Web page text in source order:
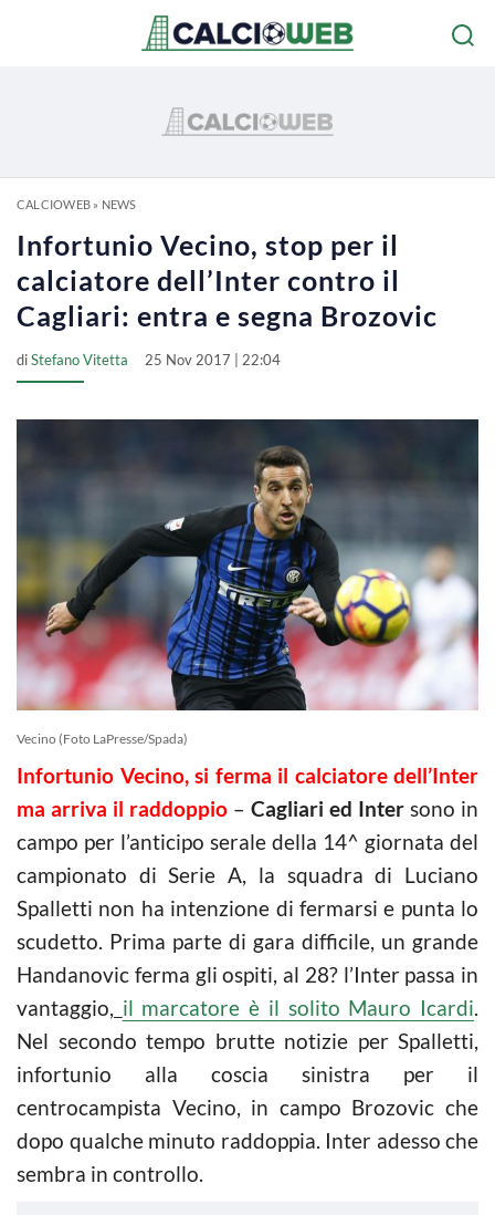
CALCIOWEB» NEWS
Infortunio Vecino, stop per il
calciatore dell’Inter contro il
Cagliari: entra e segna Brozovic
diStefano Vitetta 25 Nov 2017 | 22:04
Vecino (Foto LaPresse/Spada)
Infortunio Vecino, si ferma il calciatore dell’Inter
ma arriva il raddoppio – Cagliari ed Inter sono in
campo per l’anticipo serale della 14^ giornata del
campionato di Serie A, la squadra di Luciano
Spalletti non ha intenzione di fermarsi e punta lo
scudetto. Prima parte di gara difficile, un grande
Handanovic ferma gli ospiti, al 28? l’Inter passa in
vantaggio, il marcatore è il solito Mauro Icardi.
Nel secondo tempo brutte notizie per Spalletti,
infortunio alla coscia sinistra per il
centrocampista Vecino, in campo Brozovic che
dopo qualche minuto raddoppia. Inter adesso che
sembra in controllo.